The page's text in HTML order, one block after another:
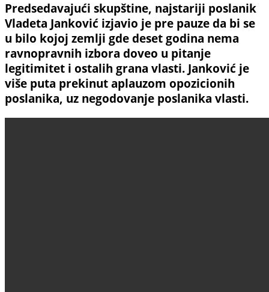
Predsedavajući skupštine, najstariji poslanik
Vladeta Janković izjavio je pre pauze da bi se
u bilo kojoj zemlji gde deset godina nema
ravnopravnih izbora doveo u pitanje
legitimitet i ostalih grana vlasti. Janković je
više puta prekinut aplauzom opozicionih
poslanika, uz negodovanje poslanika vlasti.